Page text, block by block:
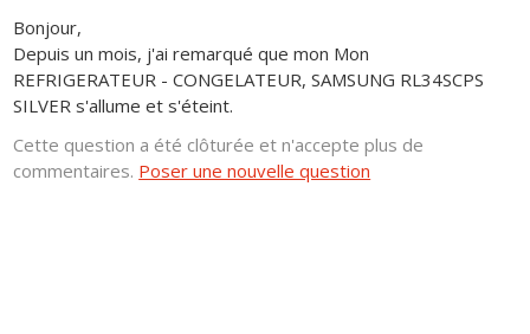
Bonjour,
Depuis un mois, j'ai remarqué que mon Mon
REFRIGERATEUR - CONGELATEUR, SAMSUNG RL34SCPS
SILVER s'allume et s'éteint.
Cette question a été clôturée et n'accepte plus de
commentaires. Poser une nouvelle question